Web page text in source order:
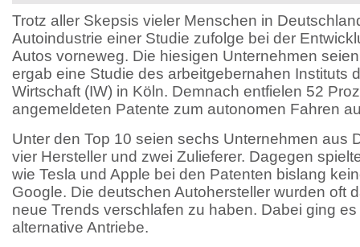
Trotz aller Skepsis vieler Menschen in
Autoindustrie einer Studie zufolge bei der
Autos vorneweg. Die hiesigen Unternehmen
ergab eine Studie des arbeitgebernahen Instituts
Wirtschaft (IW) in Köln. Demnach entfielen 52
angemeldeten Patente zum autonomen Fahren
Unter den Top 10 seien sechs Unternehmen aus
vier Hersteller und zwei Zulieferer. Dagegen
wie Tesla und Apple bei den Patenten bislang
Google. Die deutschen Autohersteller wurden oft
neue Trends verschlafen zu haben. Dabei ging
alternative Antriebe.